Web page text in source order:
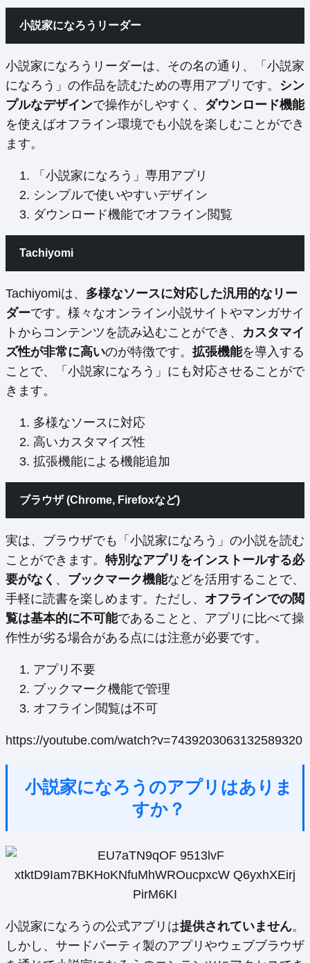
小説家になろうリーダー
小説家になろうリーダーは、その名の通り、「小説家
になろう」の作品を読むための専用アプリです。 シン
プルなデザインで操作がしやすく、 ダウンロード機能
を使えばオフライン環境でも小説を楽しむことができ
ます。
「小説家になろう」専用アプリ
シンプルで使いやすいデザイン
ダウンロード機能でオフライン閲覧
Tachiyomi
Tachiyomiは、 多様なソースに対応した汎用的なリー
ダーです。様々なオンライン小説サイトやマンガサイ
トからコンテンツを読み込むことができ、 カスタマイ
ズ性が非常に高いのが特徴です。 拡張機能を導入する
ことで、「小説家になろう」にも対応させることがで
きます。
多様なソースに対応
高いカスタマイズ性
拡張機能による機能追加
ブラウザ (Chrome, Firefoxなど)
実は、ブラウザでも「小説家になろう」の小説を読む
ことができます。 特別なアプリをインストールする必
要がなく 、 ブックマーク機能などを活用することで、
手軽に読書を楽しめます。ただし、 オフラインでの閲
覧は基本的に不可能であることと、アプリに比べて操
作性が劣る場合がある点には注意が必要です。
アプリ不要
ブックマーク機能で管理
オフライン閲覧は不可
https://youtube.com/watch?v=7439203063132589320
小説家になろうのアプリはありま
すか？
小説家になろうの公式アプリは提供されていません。
しかし、サードパーティ製のアプリやウェブブラウザ